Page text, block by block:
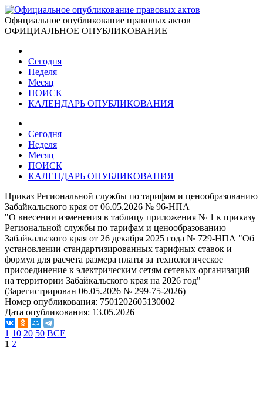
Официальное опубликование правовых актов
ОФИЦИАЛЬНОЕ ОПУБЛИКОВАНИЕ
Сегодня
Неделя
Месяц
ПОИСК
КАЛЕНДАРЬ ОПУБЛИКОВАНИЯ
Сегодня
Неделя
Месяц
ПОИСК
КАЛЕНДАРЬ ОПУБЛИКОВАНИЯ
Приказ Региональной службы по тарифам и ценообразованию
Забайкальского края от 06.05.2026 № 96-НПА
"О внесении изменения в таблицу приложения № 1 к приказу
Региональной службы по тарифам и ценообразованию
Забайкальского края от 26 декабря 2025 года № 729-НПА "Об
установлении стандартизированных тарифных ставок и
формул для расчета размера платы за технологическое
присоединение к электрическим сетям сетевых организаций
на территории Забайкальского края на 2026 год"
(Зарегистрирован 06.05.2026 № 299-75-2026)
Номер опубликования: 7501202605130002
Дата опубликования: 13.05.2026
1 10 20 50 ВСЕ
1 2